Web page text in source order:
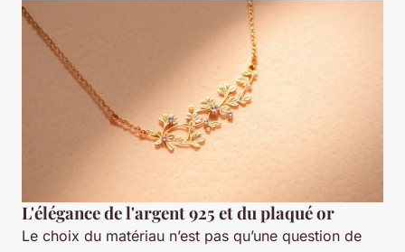
L'élégance de l'argent 925 et du plaqué or
Le choix du matériau n’est pas qu’une question de